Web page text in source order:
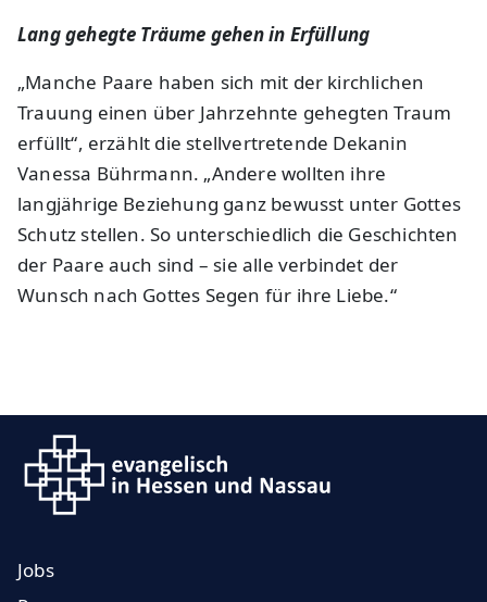
Lang gehegte Träume gehen in Erfüllung
„Manche Paare haben sich mit der kirchlichen
Trauung einen über Jahrzehnte gehegten Traum
erfüllt“, erzählt die stellvertretende Dekanin
Vanessa Bührmann. „Andere wollten ihre
langjährige Beziehung ganz bewusst unter Gottes
Schutz stellen. So unterschiedlich die Geschichten
der Paare auch sind – sie alle verbindet der
Wunsch nach Gottes Segen für ihre Liebe.“
Jobs